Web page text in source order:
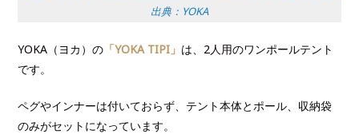
出典：YOKA
YOKA（ヨカ）の 「YOKA TIPI」 は、2人用のワンポールテント
です。
ペグやインナーは付いておらず、テント本体とポール、収納袋
のみがセットになっています。